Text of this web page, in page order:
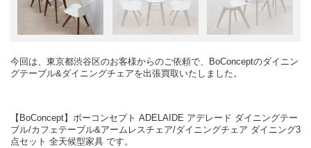
今回は、東京都渋谷区のお客様からのご依頼で、BoConceptのダイニン
グテーブル&ダイニングチェアを出張買取いたしました。
【BoConcept】ボーコンセプト ADELAIDE アデレード ダイニングテー
ブル/カフェテーブル&アームレスチェア/ダイニングチェア ダイニング3
点セット 全天候型家具 です。